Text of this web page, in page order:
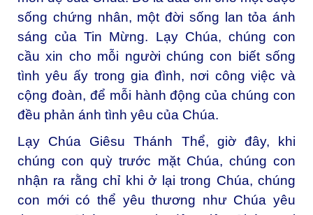
sống chứng nhân, một đời sống lan tỏa ánh
sáng của Tin Mừng. Lạy Chúa, chúng con
cầu xin cho mỗi người chúng con biết sống
tình yêu ấy trong gia đình, nơi công việc và
cộng đoàn, để mỗi hành động của chúng con
đều phản ánh tình yêu của Chúa.
Lạy Chúa Giêsu Thánh Thể, giờ đây, khi
chúng con quỳ trước mặt Chúa, chúng con
nhận ra rằng chỉ khi ở lại trong Chúa, chúng
con mới có thể yêu thương như Chúa yêu